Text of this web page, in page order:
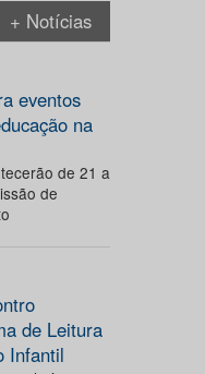
+ Notícias
eventos
na
de 21 a
de
de Leitura
Infantil